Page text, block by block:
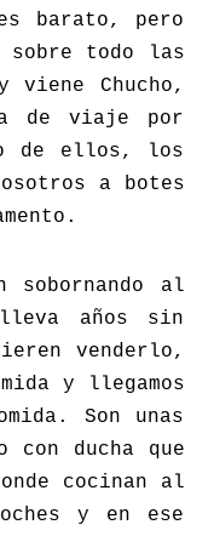
barato, pero
sobre todo las
viene Chucho,
de viaje por
de ellos, los
a botes
sobornando al
años sin
venderlo,
y llegamos
Son unas
ducha que
cocinan al
y en ese